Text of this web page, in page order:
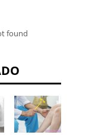
found